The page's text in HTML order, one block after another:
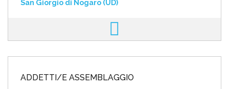
San Giorgio di Nogaro (UD)
ADDETTI/E ASSEMBLAGGIO